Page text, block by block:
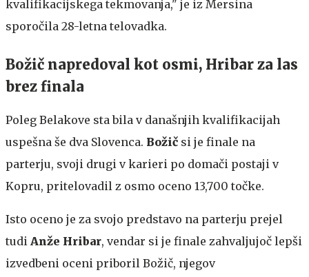
kvalifikacijskega tekmovanja," je iz Mersina
sporočila 28-letna telovadka.
Božič napredoval kot osmi, Hribar za las
brez finala
Poleg Belakove sta bila v današnjih kvalifikacijah
uspešna še dva Slovenca. Božič si je finale na
parterju, svoji drugi v karieri po domači postaji v
Kopru, pritelovadil z osmo oceno 13,700 točke.
Isto oceno je za svojo predstavo na parterju prejel
tudi Anže Hribar, vendar si je finale zahvaljujoč lepši
izvedbeni oceni priboril Božič, njegov